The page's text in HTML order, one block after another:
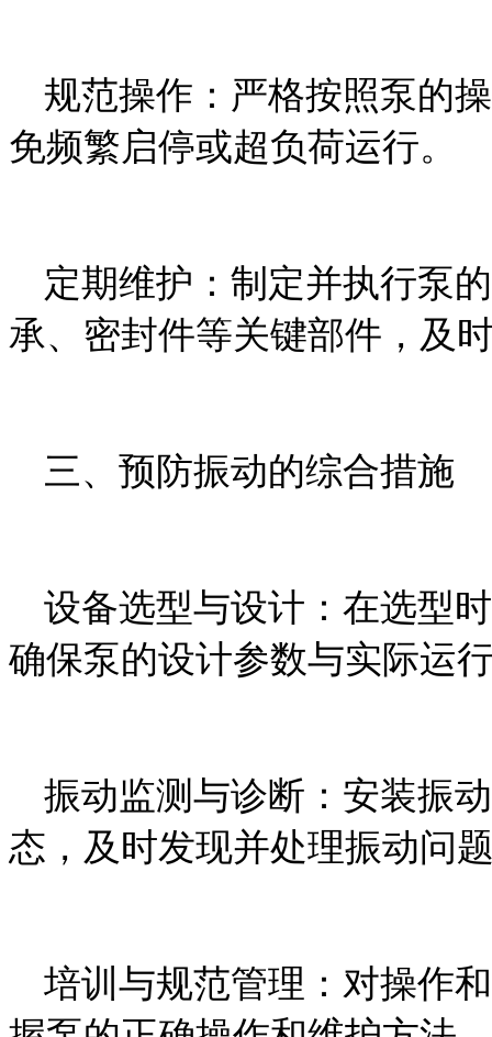
规范操作：严格按照泵的
免频繁启停或超负荷运行。
定期维护：制定并执行泵
承、密封件等关键部件，及
三、预防振动的综合措施
设备选型与设计：在选型
确保泵的设计参数与实际运
振动监测与诊断：安装振
态，及时发现并处理振动问
培训与规范管理：对操作